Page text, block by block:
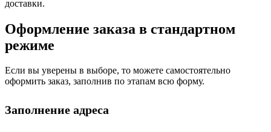
доставки.
Оформление заказа в стандартном
режиме
Если вы уверены в выборе, то можете самостоятельно
оформить заказ, заполнив по этапам всю форму.
Заполнение адреса